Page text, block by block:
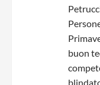
buon